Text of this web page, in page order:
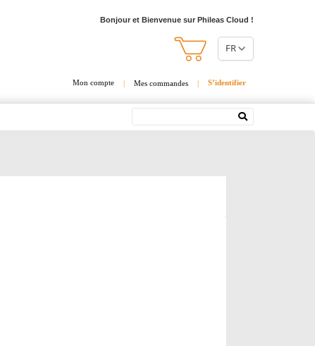
Bonjour et Bienvenue sur Phileas Cloud !
FR
Mon compte | Mes commandes | S’identifier